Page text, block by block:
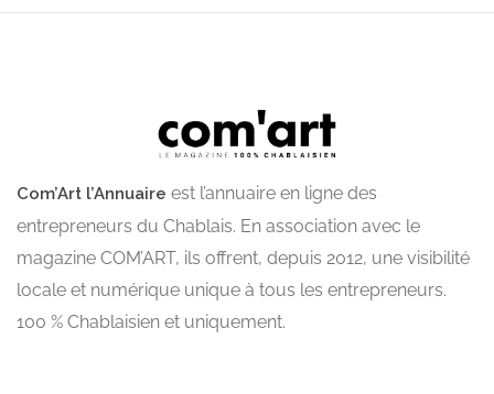
Com’Art l’Annuaire est l’annuaire en ligne des
entrepreneurs du Chablais. En association avec le
magazine COM’ART, ils offrent, depuis 2012, une visibilité
locale et numérique unique à tous les entrepreneurs.
100 % Chablaisien et uniquement.